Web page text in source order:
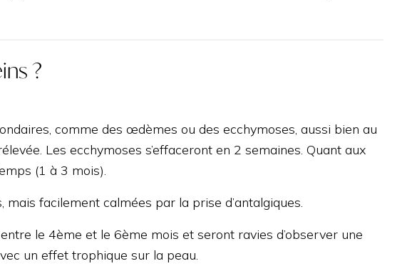
?
comme des œdèmes ou des ecchymoses, aussi bien au
Les ecchymoses s’effaceront en 2 semaines. Quant aux
(1 à 3 mois).
facilement calmées par la prise d’antalgiques.
le 4ème et le 6ème mois et seront ravies d’observer une
un effet trophique sur la peau.